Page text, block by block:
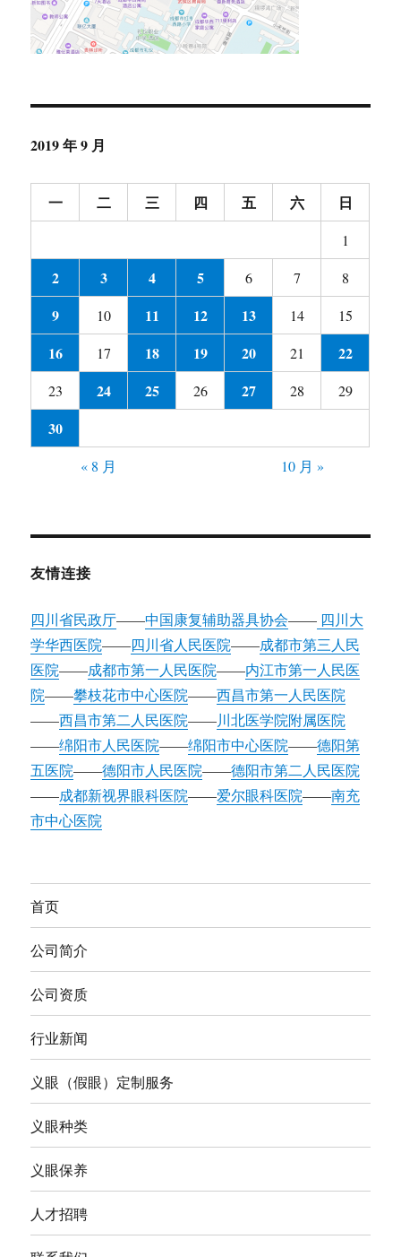
2019 年 9 月
一 二 三 四 五 六 日
1
2 3 4 5 6 7 8
9 10 11 12 13 14 15
16 17 18 19 20 21 22
23 24 25 26 27 28 29
30
« 8 月 10 月 »
友情连接
四川省民政厅——中国康复辅助器具协会—— 四川大
学华西医院——四川省人民医院——成都市第三人民
医院——成都市第一人民医院——内江市第一人民医
院——攀枝花市中心医院——西昌市第一人民医院
——西昌市第二人民医院——川北医学院附属医院
——绵阳市人民医院——绵阳市中心医院——德阳第
五医院——德阳市人民医院——德阳市第二人民医院
——成都新视界眼科医院——爱尔眼科医院——南充
市中心医院
首页
公司简介
公司资质
行业新闻
义眼（假眼）定制服务
义眼种类
义眼保养
人才招聘